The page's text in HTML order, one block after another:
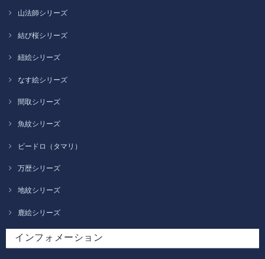
山法師シリーズ
結び桜シリーズ
紐絵シリーズ
なす絵シリーズ
間取シリーズ
魚紋シリーズ
ビードロ（タマリ）
万歴シリーズ
地紋シリーズ
鹿絵シリーズ
インフォメーション